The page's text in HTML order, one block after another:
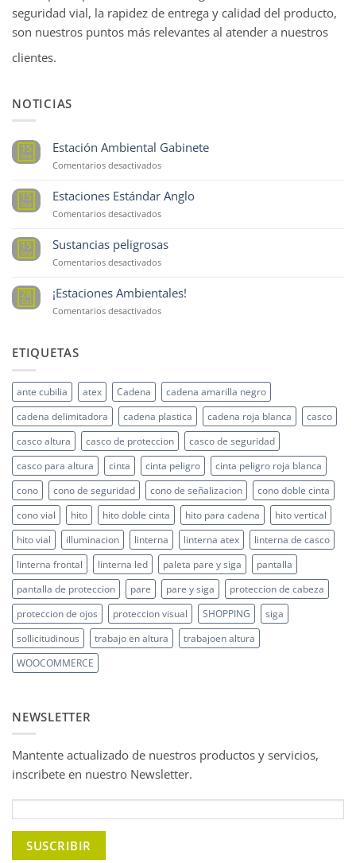
seguridad vial, la rapidez de entrega y calidad del producto,
son nuestros puntos más relevantes al atender a nuestros
clientes.
NOTICIAS
15
Sep
Estación Ambiental Gabinete
Comentarios desactivadosen
Ambiental
Gabinete
15
Sep
Estaciones Estándar Anglo
Comentarios desactivadosen
Anglo
15
Sep
Sustancias peligrosas
Comentarios desactivadosen
peligrosas
28
Oct
¡Estaciones Ambientales!
Comentarios desactivadosen
ETIQUETAS
ante cubilia atex Cadena
cadena amarilla negro
cadena delimitadora
cadena plastica cadena roja blanca
casco
casco altura
casco de proteccion
casco de seguridad
casco para altura
cinta cinta peligro
cinta peligro roja blanca
cono
cono de seguridad cono de señalizacion
cono doble cinta
cono vial
hito hito doble cinta hito para cadena
hito vertical
hito vial
illuminacion linterna linterna atex
linterna de casco
linterna frontal
linterna led paleta pare y siga
pantalla
pantalla de proteccion
pare pare y siga
proteccion de cabeza
proteccion de ojos
proteccion visual SHOPPING
siga
sollicitudinous
trabajo en altura
trabajoen altura
WOOCOMMERCE
NEWSLETTER
Mantente actualizado de nuestros productos y servicios,
inscribete en nuestro Newsletter.